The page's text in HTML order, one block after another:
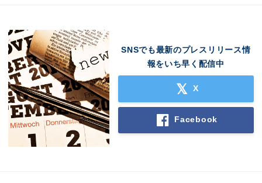
SNSでも最新のプレスリリース情
報をいち早く配信中
X
Facebook